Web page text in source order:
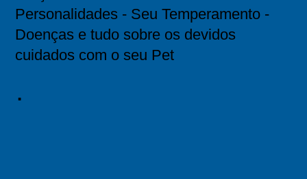
Personalidades - Seu Temperamento -
Doenças e tudo sobre os devidos
cuidados com o seu Pet
.